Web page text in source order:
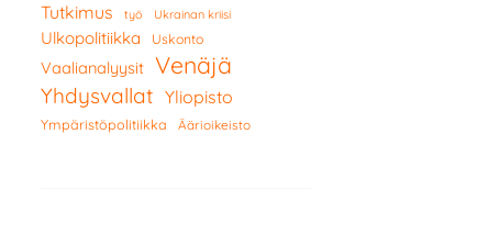
Tutkimus työ Ukrainan kriisi
Ulkopolitiikka Uskonto
Vaalianalyysit Venäjä
Yhdysvallat Yliopisto
Ympäristöpolitiikka Äärioikeisto